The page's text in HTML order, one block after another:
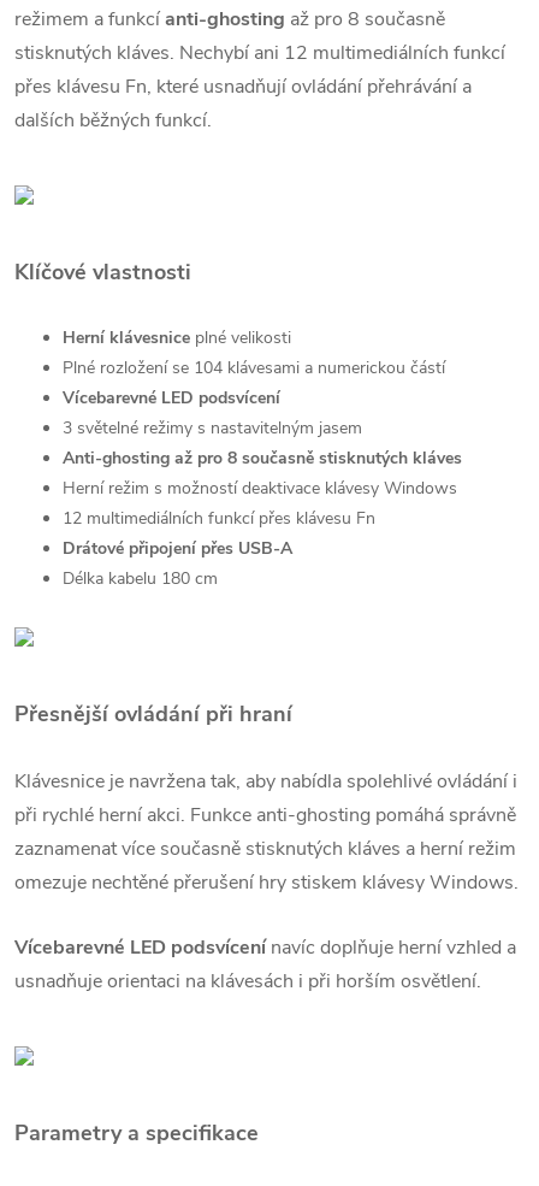
režimem a funkcíanti-ghosting až pro 8 současně
stisknutých kláves. Nechybí ani 12 multimediálních funkcí
přes klávesu Fn, které usnadňují ovládání přehrávání a
dalších běžných funkcí.
Klíčové vlastnosti
Herní klávesnice plné velikosti
Plné rozložení se 104 klávesami a numerickou částí
Vícebarevné LED podsvícení
3 světelné režimy s nastavitelným jasem
Anti-ghosting až pro 8 současně stisknutých kláves
Herní režim s možností deaktivace klávesy Windows
12 multimediálních funkcí přes klávesu Fn
Drátové připojení přes USB-A
Délka kabelu 180 cm
Přesnější ovládání při hraní
Klávesnice je navržena tak, aby nabídla spolehlivé ovládání i
při rychlé herní akci. Funkce anti-ghosting pomáhá správně
zaznamenat více současně stisknutých kláves a herní režim
omezuje nechtěné přerušení hry stiskem klávesy Windows.
Vícebarevné LED podsvícenínavíc doplňuje herní vzhled a
usnadňuje orientaci na klávesách i při horším osvětlení.
Parametry a specifikace